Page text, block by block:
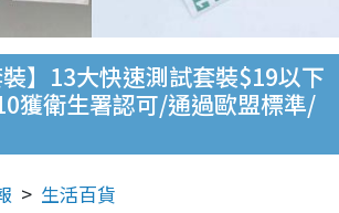
裝】13大快速測試套裝$19以下
獲衛生署認可/通過歐盟標準/
生活百貨